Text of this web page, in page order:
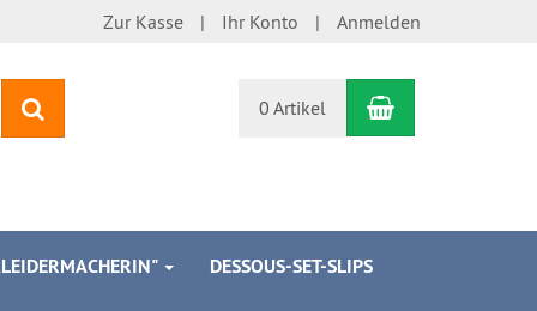
Zur Kasse Ihr Konto Anmelden
0 Artikel Warenkorb
DESSOUS-SET-SLIPS